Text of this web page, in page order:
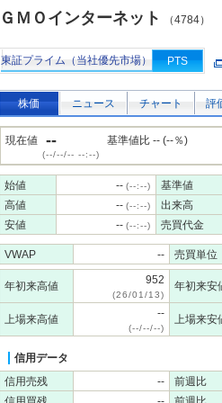
ＧＭＯインターネット （4784）
東証プライム（当社優先市場） PTS
株価 ニュース チャート 評
現在値 --
(--/--/-- --:--)
基準値比 -- (--％)
始値 -- (--:--)
基準値
高値
-- (--:--)
出来高
安値
-- (--:--) 売買代金
VWAP -- 売買単位
年初来高値 952
(26/01/13)
年初来安
上場来高値 --
(--/--/--)
上場来安
信用データ
信用売残
--
前週比